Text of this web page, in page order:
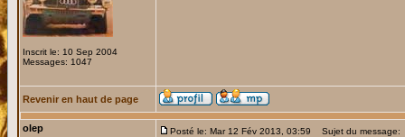
Inscrit le: 10 Sep 2004
Messages: 1047
Revenir en haut de page
olep Posté le: Mar 12 Fév 2013, 03:59 Sujet du message: